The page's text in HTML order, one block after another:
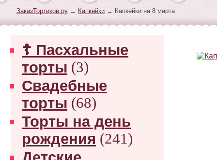
ЗаказТортиков.ру → Капкейки → Капкейки на 8 марта
☦ Пасхальные
торты (3)
Свадебные
торты (68)
Торты на день
рождения (241)